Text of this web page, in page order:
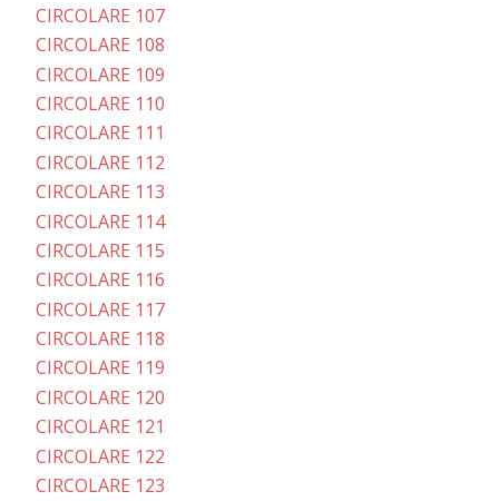
CIRCOLARE 107
CIRCOLARE 108
CIRCOLARE 109
CIRCOLARE 110
CIRCOLARE 111
CIRCOLARE 112
CIRCOLARE 113
CIRCOLARE 114
CIRCOLARE 115
CIRCOLARE 116
CIRCOLARE 117
CIRCOLARE 118
CIRCOLARE 119
CIRCOLARE 120
CIRCOLARE 121
CIRCOLARE 122
CIRCOLARE 123